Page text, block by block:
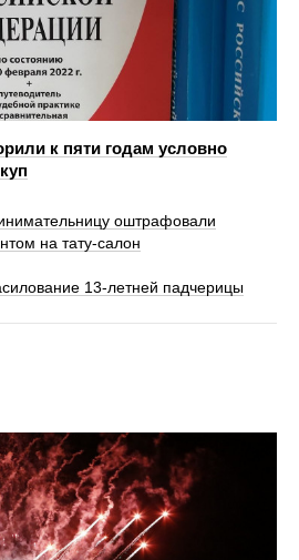
к пяти годам условно
оштрафовали
на тату-салон
13-летней падчерицы